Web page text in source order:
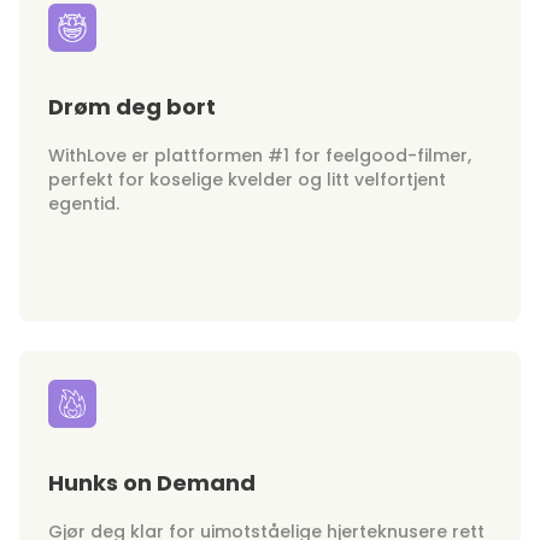
Drøm deg bort
WithLove er plattformen #1 for feelgood-filmer,
perfekt for koselige kvelder og litt velfortjent
egentid.
Hunks on Demand
Gjør deg klar for uimotståelige hjerteknusere rett